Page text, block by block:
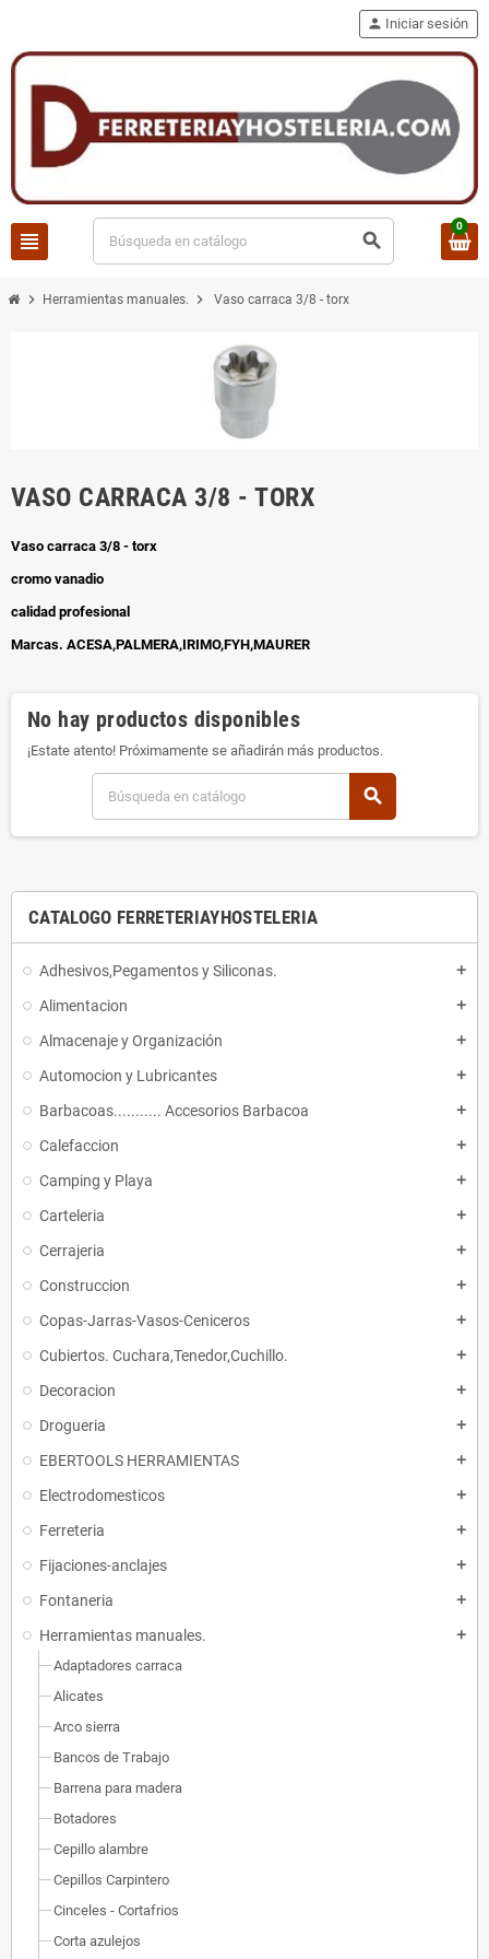
view_headline search
person Iniciar sesión
0
chevron_right Herramientas manuales. chevron_right Vaso carraca 3/8 - torx
CATALOGO FERRETERIAYHOSTELERIA
Adhesivos,Pegamentos y Siliconas. add
Alimentacion add
Almacenaje y Organización add
Automocion y Lubricantes add
Barbacoas........... Accesorios Barbacoa add
Calefaccion add
Camping y Playa add
Carteleria add
Cerrajeria add
Construccion add
Copas-Jarras-Vasos-Ceniceros add
Cubiertos. Cuchara,Tenedor,Cuchillo. add
Decoracion add
Drogueria add
EBERTOOLS HERRAMIENTAS add
Electrodomesticos add
Ferreteria add
Fijaciones-anclajes add
Fontaneria add
Herramientas manuales. add
Adaptadores carraca
Alicates
Arco sierra
Bancos de Trabajo
Barrena para madera
Botadores
Cepillo alambre
Cepillos Carpintero
Cinceles - Cortafrios
Corta azulejos
VASO CARRACA 3/8 - TORX
Vaso carraca 3/8 - torx
cromo vanadio
calidad profesional
Marcas. ACESA,PALMERA,IRIMO,FYH,MAURER
No hay productos disponibles
¡Estate atento! Próximamente se añadirán más productos.
search